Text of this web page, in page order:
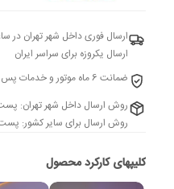
ارسال فوری داخل شهر تهران در
ارسال یکروزه برای سراسر ایران
ضمانت 6 ماه موتور و خدمات پس از فروش 10 ساله – شرکت اویل تک واردکننده انحصاری بست
روش ارسال داخل شهر تهران:
روش ارسال برای سایر کشور: